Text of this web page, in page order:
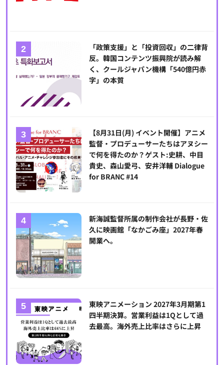
「政策支援」と「投資回収」の二律背
反。韓国コンテンツ振興院が読み解
く、クールジャパン機構「540億円赤
字」の本質
【8月31日(月) イベント開催】アニメ
監督・プロデューサーたちはアヌシー
で何を得たのか？ゲスト:史耕、中目
貴史、森山愛弓、安井洋輔 Dialogue
for BRANC #14
新海誠監督所属の制作会社が長野・佐
久に映画館「なかごみ座」2027年春
開業へ。
東映アニメーション 2027年3月期第1
四半期決算。営業利益は1Qとして過
去最高。海外売上比率はさらに上昇